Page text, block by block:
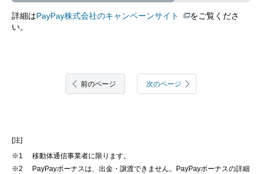
詳細はPayPay株式会社のキャンペーンサイト
をご覧くださ
い。
前のページ 次のページ
[注]
※1
移動体通信事業者に限ります。
※2
PayPayボーナスは、出金・譲渡できません。PayPayボーナスの詳細